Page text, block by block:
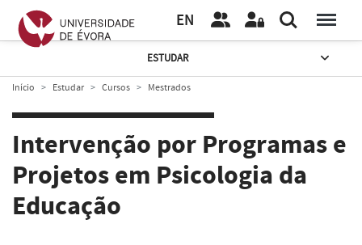
EN
ESTUDAR
Início Estudar Cursos Mestrados
Intervenção por Programas e
Projetos em Psicologia da
Educação